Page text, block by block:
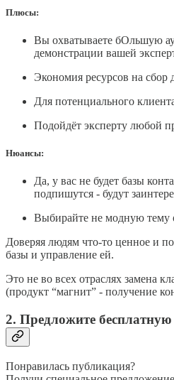
Плюсы:
Вы охватываете бОльшую
демонстрации вашей
Экономия ресурсов на сбор
Для потенциального
Подойдёт эксперту любой
Нюансы:
Да, у вас не будет базы
подпишутся - будут
Выбирайте не модную тему
Доверяя людям что-то ценное и
базы и управление ей.
Это не во всех отраслях замена
(продукт “магнит” - получение
2. Предложите бесплатную
Понравилась публикация?